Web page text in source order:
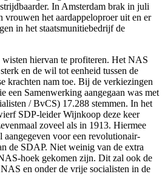
In Amsterdam brak in juli
vrouwen het aardappeloproer uit en er
in het staatsmunitiebedrijf de
hiervan te profiteren. Het NAS
en de wil tot eenheid tussen de
krachten nam toe. Bij de verkiezingen
een Samenwerking aangegaan was met
/ BvCS) 17.288 stemmen. In het
SDP-leider Wijnkoop deze keer
zoveel als in 1913. Hiermee
voor een revolutionair-
de SDAP. Niet weinig van de extra
hoek gekomen zijn. Dit zal ook de
en onder de vrije socialisten in de